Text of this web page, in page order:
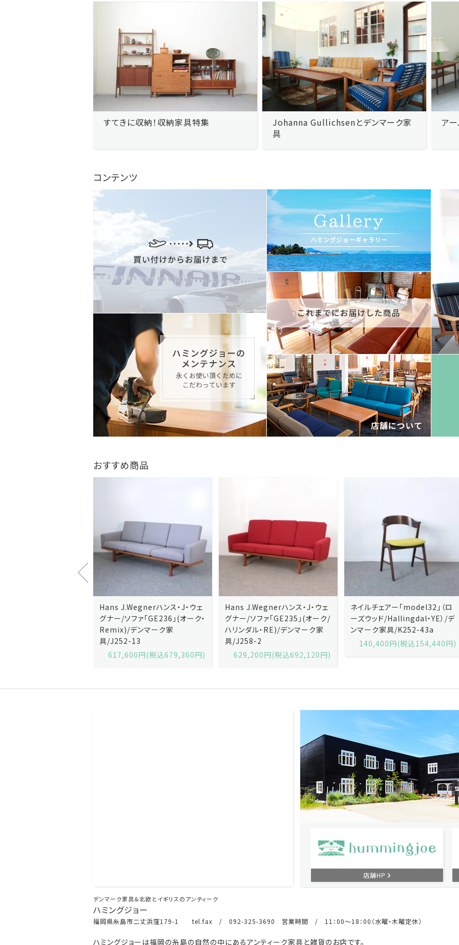
すてきに収納！収納家具特集
Johanna Gullichsenとデンマーク家
具
ア
コンテンツ
おすすめ商品
Hans J.Wegnerハンス・J・ウェ
グナー/ソファ「GE235」(オーク/
ハリンダル・RE)/デンマーク家
具/J258-2
629,200円(税込692,120円)
ネイルチェアー「model32」（ロ
ーズウッド/Hallingdal・YE）/デ
ンマーク家具/K252-43a
140,400円(税込154,440円)
ネイルチェアー「model32」（ロ
ーズウッド/Hallingdal・BL）/デ
ンマーク家具/K252-43b
140,400円(税込154,440円)
店舗HP
デンマーク家具＆北欧とイギリスのアンティーク
ハミングジョー
福岡県糸島市二丈浜窪179-1 tel.fax / 092-325-3690 営業時間 / 11：00～18：00（水曜・木曜定休）
ハミングジョーは福岡の糸島の自然の中にあるアンティーク家具と雑貨のお店です。